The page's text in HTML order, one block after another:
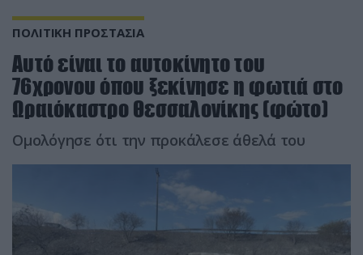
ΠΟΛΙΤΙΚΗ ΠΡΟΣΤΑΣΙΑ
Αυτό είναι το αυτοκίνητο του
76χρονου όπου ξεκίνησε η φωτιά στο
Ωραιόκαστρο Θεσσαλονίκης (φώτο)
Ομολόγησε ότι την προκάλεσε άθελά του